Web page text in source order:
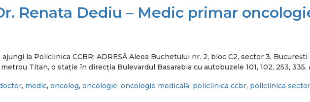
Renata Dediu – Medic primar
la Policlinica CCBR: ADRESĂ Aleea Buchetului nr. 2, bloc C2, sector 3,
Titan, o stație în direcția Bulevardul Basarabia cu autobuzele 101, 102, 253,
, medic, oncolog, oncologie, oncologie medicală, policlinica ccbr, policlinica